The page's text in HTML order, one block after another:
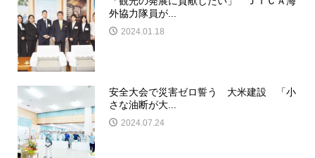
外協力隊員が...
2024.01.18
安全大会で災害ゼロ誓う 大米建設 「小
さな油断が大...
2024.07.24